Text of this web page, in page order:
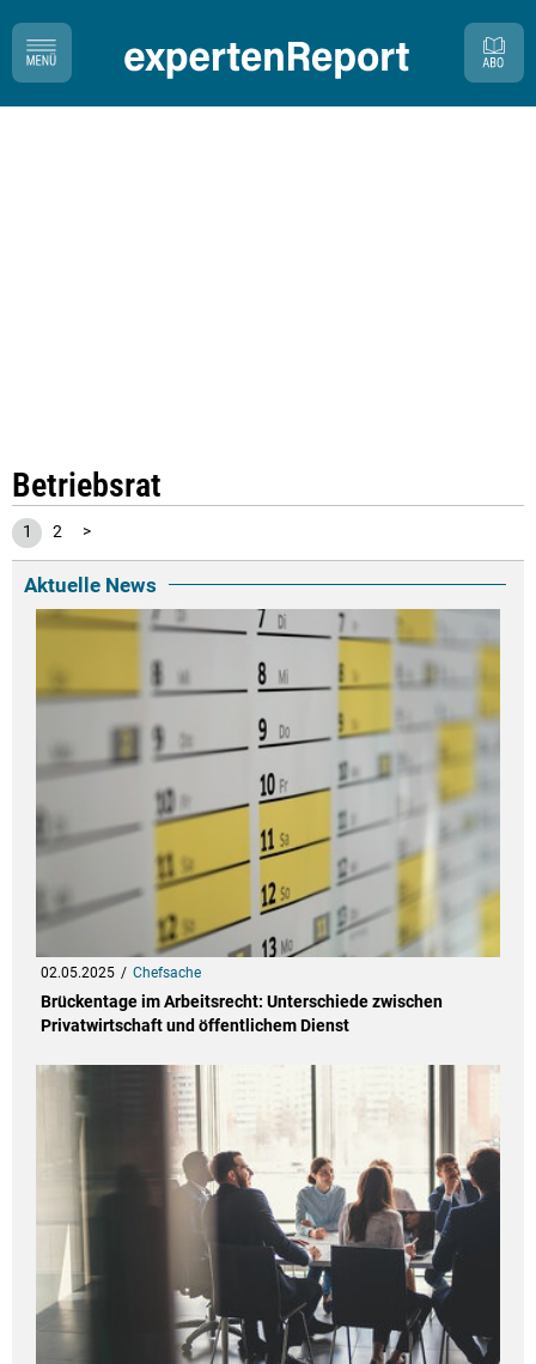
Betriebsrat
1 2 >
Aktuelle News
02.05.2025 Chefsache
Brückentage im Arbeitsrecht: Unterschiede zwischen
Privatwirtschaft und öffentlichem Dienst